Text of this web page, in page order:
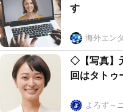
す
海外エン
◇【写真】
回はタトゥ
よろず～